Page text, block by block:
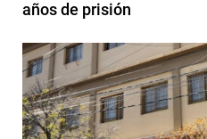
años de prisión